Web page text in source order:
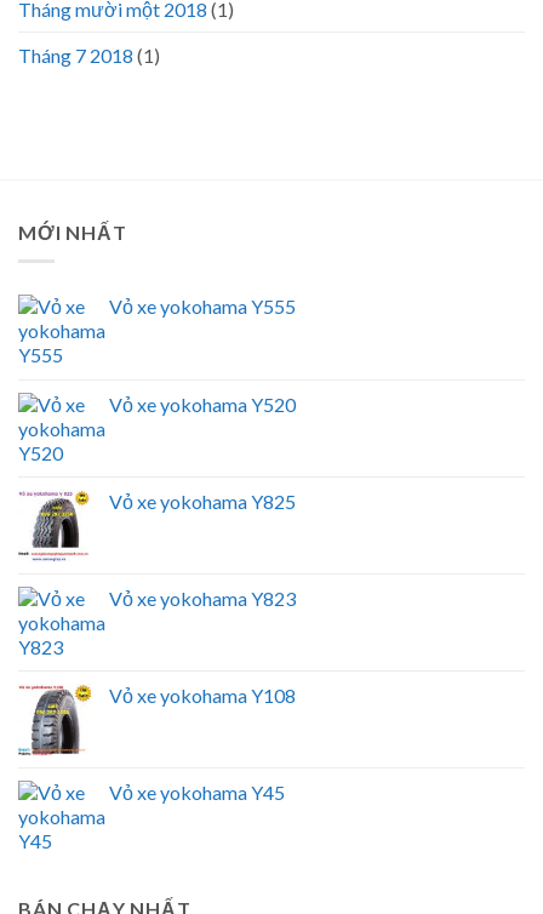
Tháng mười một 2018 (1)
Tháng 7 2018 (1)
MỚI NHẤT
Vỏ xe yokohama Y555
Vỏ xe yokohama Y520
Vỏ xe yokohama Y825
Vỏ xe yokohama Y823
Vỏ xe yokohama Y108
Vỏ xe yokohama Y45
BÁN CHẠY NHẤT